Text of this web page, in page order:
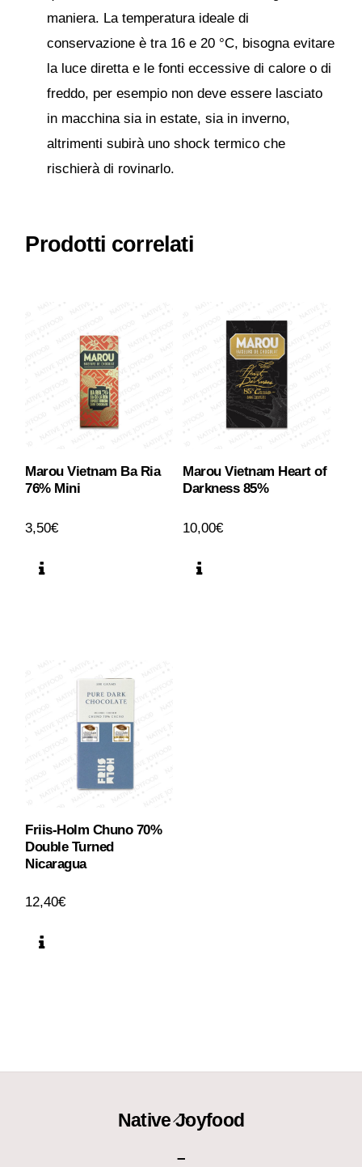
maniera. La temperatura ideale di
conservazione è tra 16 e 20 °C, bisogna evitare
la luce diretta e le fonti eccessive di calore o di
freddo, per esempio non deve essere lasciato
in macchina sia in estate, sia in inverno,
altrimenti subirà uno shock termico che
rischierà di rovinarlo.
Prodotti correlati
Marou Vietnam Ba Ria
76% Mini
3,50€
Marou Vietnam Heart of
Darkness 85%
10,00€
Friis-Holm Chuno 70%
Double Turned
Nicaragua
12,40€
Back
Native Joyfood
–